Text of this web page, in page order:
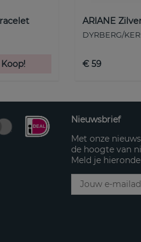
Koop!
ARIANE
DYRBERG/
€ 59
Nieuwsbrief
Met onze
de hoogte van
Meld je